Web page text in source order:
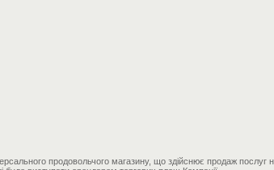
продовольчого магазину, що здійснює продаж послуг